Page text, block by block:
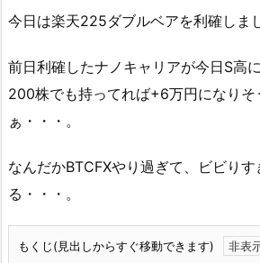
今日は楽天225ダブルベアを利確しま
前日利確したナノキャリアが今日S高
200株でも持ってれば+6万円になりそ
ぁ・・・。
なんだかBTCFXやり過ぎて、ビビり
る・・・。
もくじ(見出しからすぐ移動できます)